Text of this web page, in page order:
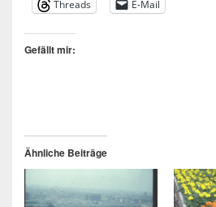
Threads
E-Mail
Gefällt mir:
Ähnliche Beiträge